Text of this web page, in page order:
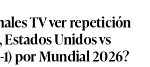
TV ver repetición
Unidos vs
1) por Mundial 2026?